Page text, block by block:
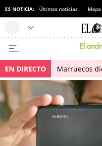
ES NOTICIA: Últimas noticias
EN DIRECTO Marruecos